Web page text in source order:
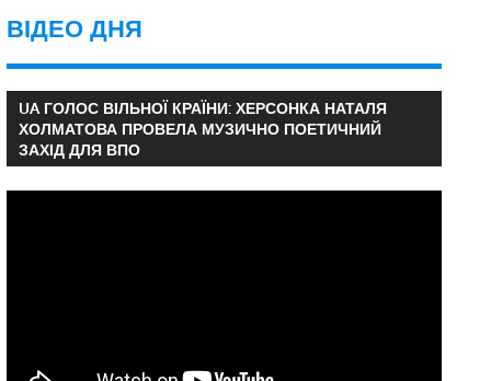
ВІДЕО ДНЯ
UA ГОЛОС ВІЛЬНОЇ КРАЇНИ: ХЕРСОНКА НАТАЛЯ
ХОЛМАТОВА ПРОВЕЛА МУЗИЧНО ПОЕТИЧНИЙ
ЗАХІД ДЛЯ ВПО